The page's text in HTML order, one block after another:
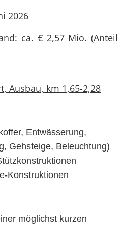
2026
ca. € 2,57 Mio. (Anteil
Ausbau, km 1,65-2,28
Entwässerung,
Gehsteige, Beleuchtung)
Konstruktionen
möglichst kurzen